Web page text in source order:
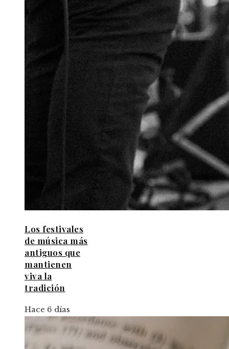
Los festivales
de música más
antiguos que
mantienen
viva la
tradición
Hace 6 días